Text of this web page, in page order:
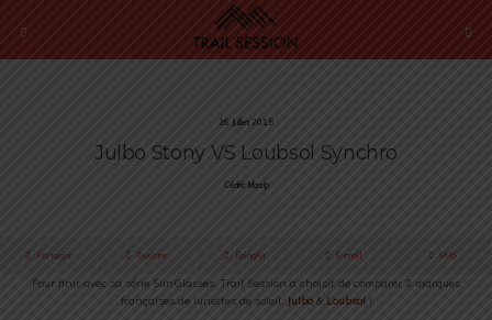
26 Juillet 2015
Julbo Stony VS Loubsol Synchro
Cédric Masip
Partager Tweeter Épingler E-mail SMS
Pour finir avec sa série SunGlasses, Trail Session a choisit de comparer 2 marques
françaises de lunettes de soleil: Julbo & Loubsol !